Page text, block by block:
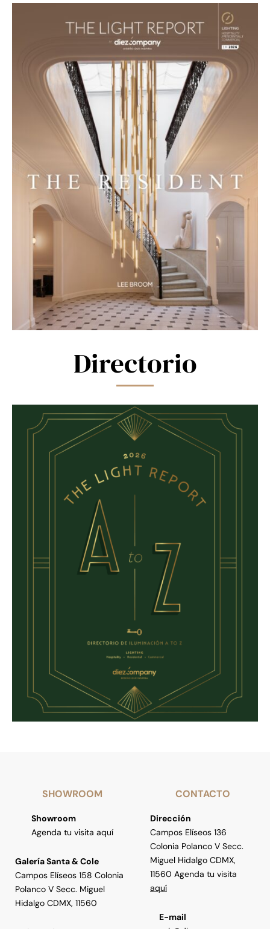
Directorio
SHOWROOM
Showroom
Agenda tu visita aquí
Galería Santa & Cole
Campos Elíseos 158 Colonia
Polanco V Secc. Miguel
Hidalgo CDMX, 11560
CONTACTO
Dirección
Campos Elíseos 136
Colonia Polanco V Secc.
Miguel Hidalgo CDMX,
11560 Agenda tu visita
aquí
E-mail